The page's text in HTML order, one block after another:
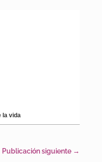
la vida
Publicación siguiente →